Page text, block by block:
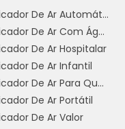
Muitos
filtros de carvão
odores
cigarro, cheiro
tornando o
e
Purificador De Ar Automático
Purificador De Ar Com Água
De Ar Hospitalar
De Ar Infantil
Purificador De Ar Para Quarto
De Ar Portátil
De Ar Valor